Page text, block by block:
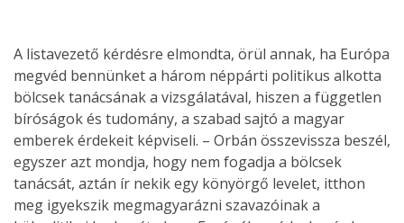
A listavezető kérdésre elmondta, örül annak, ha Európa
megvéd bennünket a három néppárti politikus alkotta
bölcsek tanácsának a vizsgálatával, hiszen a független
bíróságok és tudomány, a szabad sajtó a magyar
emberek érdekeit képviseli. – Orbán összevissza beszél,
egyszer azt mondja, hogy nem fogadja a bölcsek
tanácsát, aztán ír nekik egy könyörgő levelet, itthon
meg igyekszik megmagyarázni szavazóinak a